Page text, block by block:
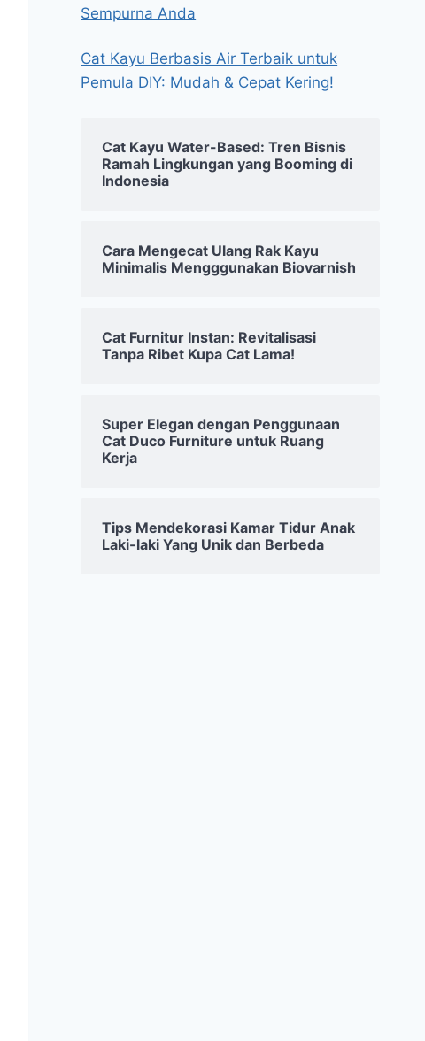
Sempurna Anda
Cat Kayu Berbasis Air Terbaik untuk
Pemula DIY: Mudah & Cepat Kering!
Cat Kayu Water-Based: Tren Bisnis
Ramah Lingkungan yang Booming di
Indonesia
Cara Mengecat Ulang Rak Kayu
Minimalis Mengggunakan Biovarnish
Cat Furnitur Instan: Revitalisasi
Tanpa Ribet Kupa Cat Lama!
Super Elegan dengan Penggunaan
Cat Duco Furniture untuk Ruang
Kerja
Tips Mendekorasi Kamar Tidur Anak
Laki-laki Yang Unik dan Berbeda